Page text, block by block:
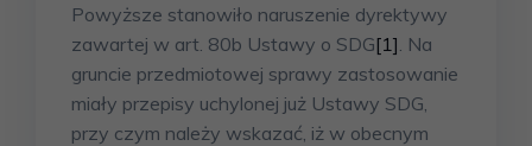
Powyższe stanowiło naruszenie dyrektywy
zawartej w art. 80b Ustawy o SDG[1] . Na
gruncie przedmiotowej sprawy zastosowanie
miały przepisy uchylonej już Ustawy SDG,
przy czym należy wskazać, iż w obecnym